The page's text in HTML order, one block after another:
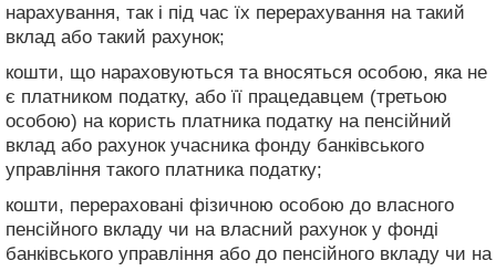
нарахування, так і під час їх перерахування на такий
вклад або такий рахунок;
кошти, що нараховуються та вносяться особою, яка не
є платником податку, або її працедавцем (третьою
особою) на користь платника податку на пенсійний
вклад або рахунок учасника фонду банківського
управління такого платника податку;
кошти, перераховані фізичною особою до власного
пенсійного вкладу чи на власний рахунок у фонді
банківського управління або до пенсійного вкладу чи на